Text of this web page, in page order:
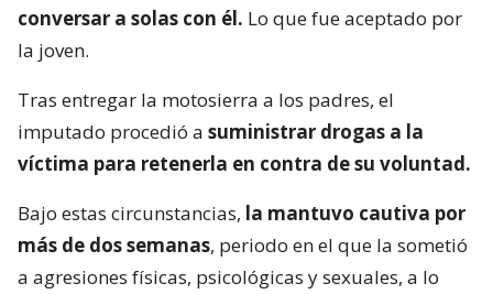
conversar a solas con él. Lo que fue aceptado por
la joven.
Tras entregar la motosierra a los padres, el
imputado procedió a suministrar drogas a la
víctima para retenerla en contra de su voluntad.
Bajo estas circunstancias, la mantuvo cautiva por
más de dos semanas, periodo en el que la sometió
a agresiones físicas, psicológicas y sexuales, a lo